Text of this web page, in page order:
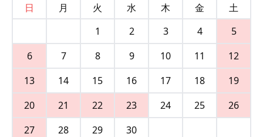
日
月 火 水 木 金
土
1
2 3 4
5
6
7 8 9 10 11
12
13
14 15 16 17 18
19
20
21 22 23 24 25
26
27
28 29 30